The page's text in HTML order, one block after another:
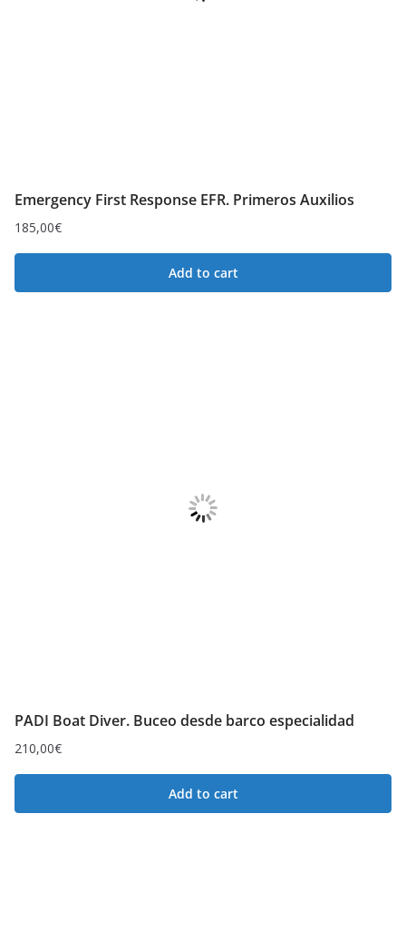
Emergency First Response EFR. Primeros Auxilios
185,00€
Add to cart
PADI Boat Diver. Buceo desde barco especialidad
210,00€
Add to cart